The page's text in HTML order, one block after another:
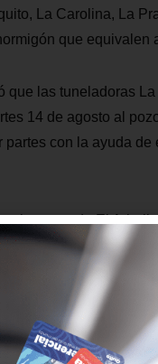
La Carolina, La
que equivalen
que las tuneladoras
14 de agosto al
partes con la ayuda
el parque de El
de diámetro. Este
de la rapidez
que La Guaragua
tramo comprendido